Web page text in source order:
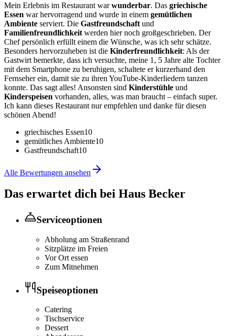
Mein Erlebnis im Restaurant warwunderbar. Das griechische
Essen war hervorragend und wurde in einem gemütlichen
Ambiente serviert. Die Gastfreundschaft und
Familienfreundlichkeit werden hier noch großgeschrieben. Der
Chef persönlich erfüllt einem die Wünsche, was ich sehr schätze.
Besonders hervorzuheben ist die Kinderfreundlichkeit: Als der
Gastwirt bemerkte, dass ich versuchte, meine 1, 5 Jahre alte Tochter
mit dem Smartphone zu beruhigen, schaltete er kurzerhand den
Fernseher ein, damit sie zu ihren YouTube-Kinderliedern tanzen
konnte. Das sagt alles! Ansonsten sind Kinderstühle und
Kinderspeisen vorhanden, alles, was man braucht – einfach super.
Ich kann dieses Restaurant nur empfehlen und danke für diesen
schönen Abend!
griechisches Essen10
gemütliches Ambiente10
Gastfreundschaft10
Alle Bewertungen ansehen
Das erwartet dich bei Haus Becker
Serviceoptionen
Abholung am Straßenrand
Sitzplätze im Freien
Vor Ort essen
Zum Mitnehmen
Speiseoptionen
Catering
Tischservice
Dessert